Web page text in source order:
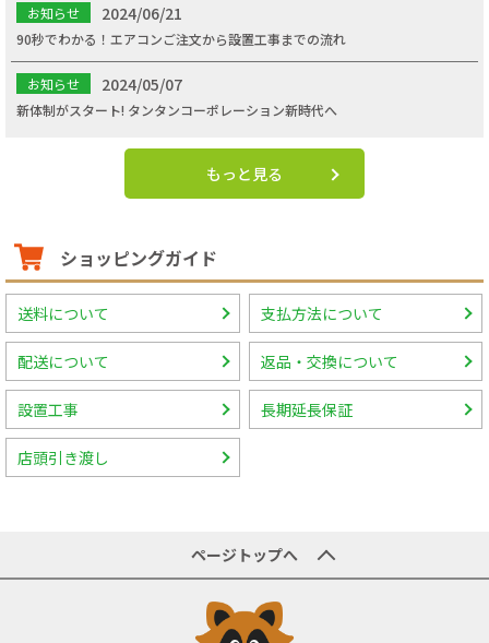
お知らせ 2024/06/21
90秒でわかる！エアコンご注文から設置工事までの流れ
お知らせ 2024/05/07
新体制がスタート! タンタンコーポレーション新時代へ
もっと見る
ショッピングガイド
送料について 支払方法について
配送について 返品・交換について
設置工事 長期延長保証
店頭引き渡し
ページトップへ